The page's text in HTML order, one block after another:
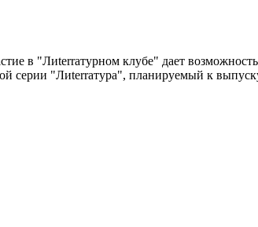
в "Лиterraтурном клубе" дает
серии "Лиterraтура", планируемый к